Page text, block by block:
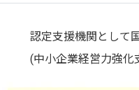
認定支援機関として
(中小企業経営力強化